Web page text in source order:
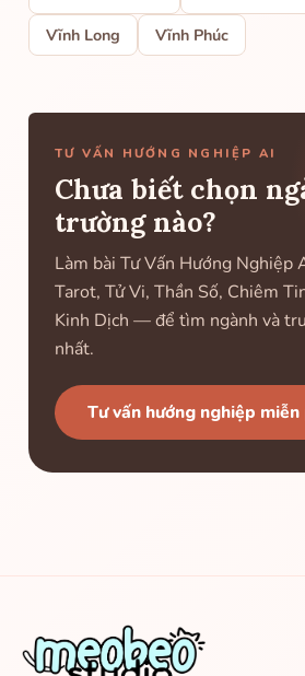
Vĩnh Long
Vĩnh Phúc
TƯ VẤN HƯỚNG NGHIỆP AI
Chưa biết chọn
trường nào?
Làm bài Tư Vấn Hướng
Tarot, Tử Vi, Thần Số, Chiêm
Kinh Dịch — để tìm ngành và
nhất.
Tư vấn hướng nghiệp miễn